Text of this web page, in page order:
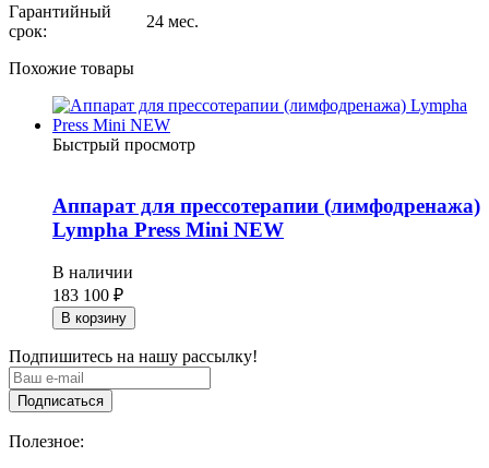
Гарантийный
срок:
24 мес.
Похожие товары
Быстрый просмотр
Аппарат для прессотерапии (лимфодренажа)
Lympha Press Mini NEW
В наличии
183 100 ₽
В корзину
Подпишитесь на нашу рассылку!
Подписаться
Полезное: